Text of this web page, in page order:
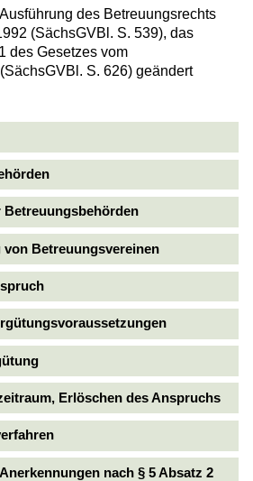
des Betreuungsrechts
(SächsGVBl. S. 539), das
des Gesetzes vom
S. 626) geändert
Betreuungsvereinen
Erlöschen des Anspruchs
nach § 5 Absatz 2